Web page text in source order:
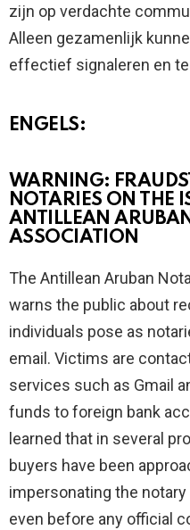
zijn op verdachte
Alleen gezamenlijk
effectief signaleren en
ENGELS:
WARNING:
NOTARIES ON THE
ANTILLEAN
ASSOCIATION
The Antillean Aruban
warns the public about
individuals pose as
email. Victims are
services such as Gmail
funds to foreign bank
learned that in several
buyers have been
impersonating the
even before any official